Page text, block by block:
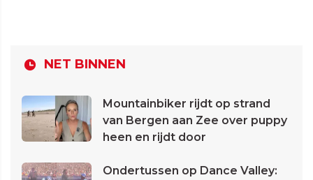
NET BINNEN
Mountainbiker rijdt op strand
van Bergen aan Zee over puppy
heen en rijdt door
Ondertussen op Dance Valley: